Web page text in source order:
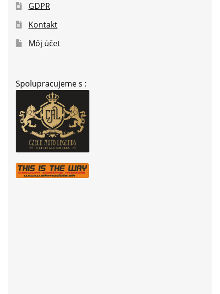
GDPR
Kontakt
Môj účet
Spolupracujeme s :